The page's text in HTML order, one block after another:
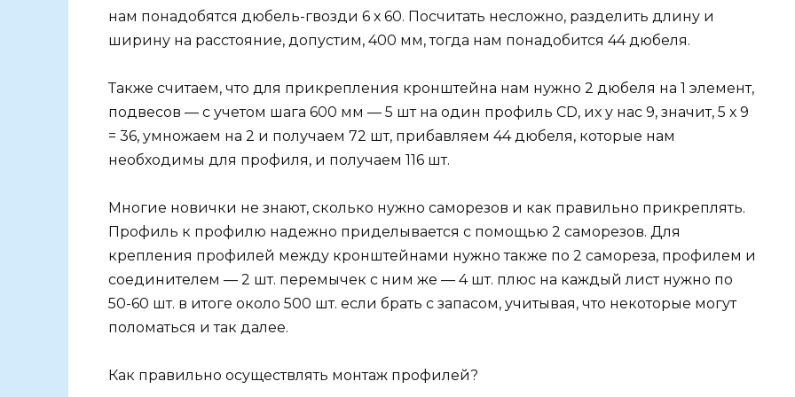
нам понадобятся дюбель-гвозди 6 х 60. Посчитать несложно, разделить длину и
ширину на расстояние, допустим, 400 мм, тогда нам понадобится 44 дюбеля.
Также считаем, что для прикрепления кронштейна нам нужно 2 дюбеля на 1 элемент,
подвесов — с учетом шага 600 мм — 5 шт на один профиль CD, их у нас 9, значит, 5 х 9
= 36, умножаем на 2 и получаем 72 шт, прибавляем 44 дюбеля, которые нам
необходимы для профиля, и получаем 116 шт.
Многие новички не знают, сколько нужно саморезов и как правильно прикреплять.
Профиль к профилю надежно приделывается с помощью 2 саморезов. Для
крепления профилей между кронштейнами нужно также по 2 самореза, профилем и
соединителем — 2 шт. перемычек с ним же — 4 шт. плюс на каждый лист нужно по
50-60 шт. в итоге около 500 шт. если брать с запасом, учитывая, что некоторые могут
поломаться и так далее.
Как правильно осуществлять монтаж профилей?